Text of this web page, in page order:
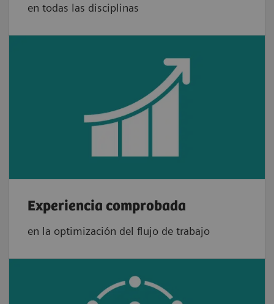
en todas las disciplinas
Experiencia comprobada
en la optimización del flujo de trabajo